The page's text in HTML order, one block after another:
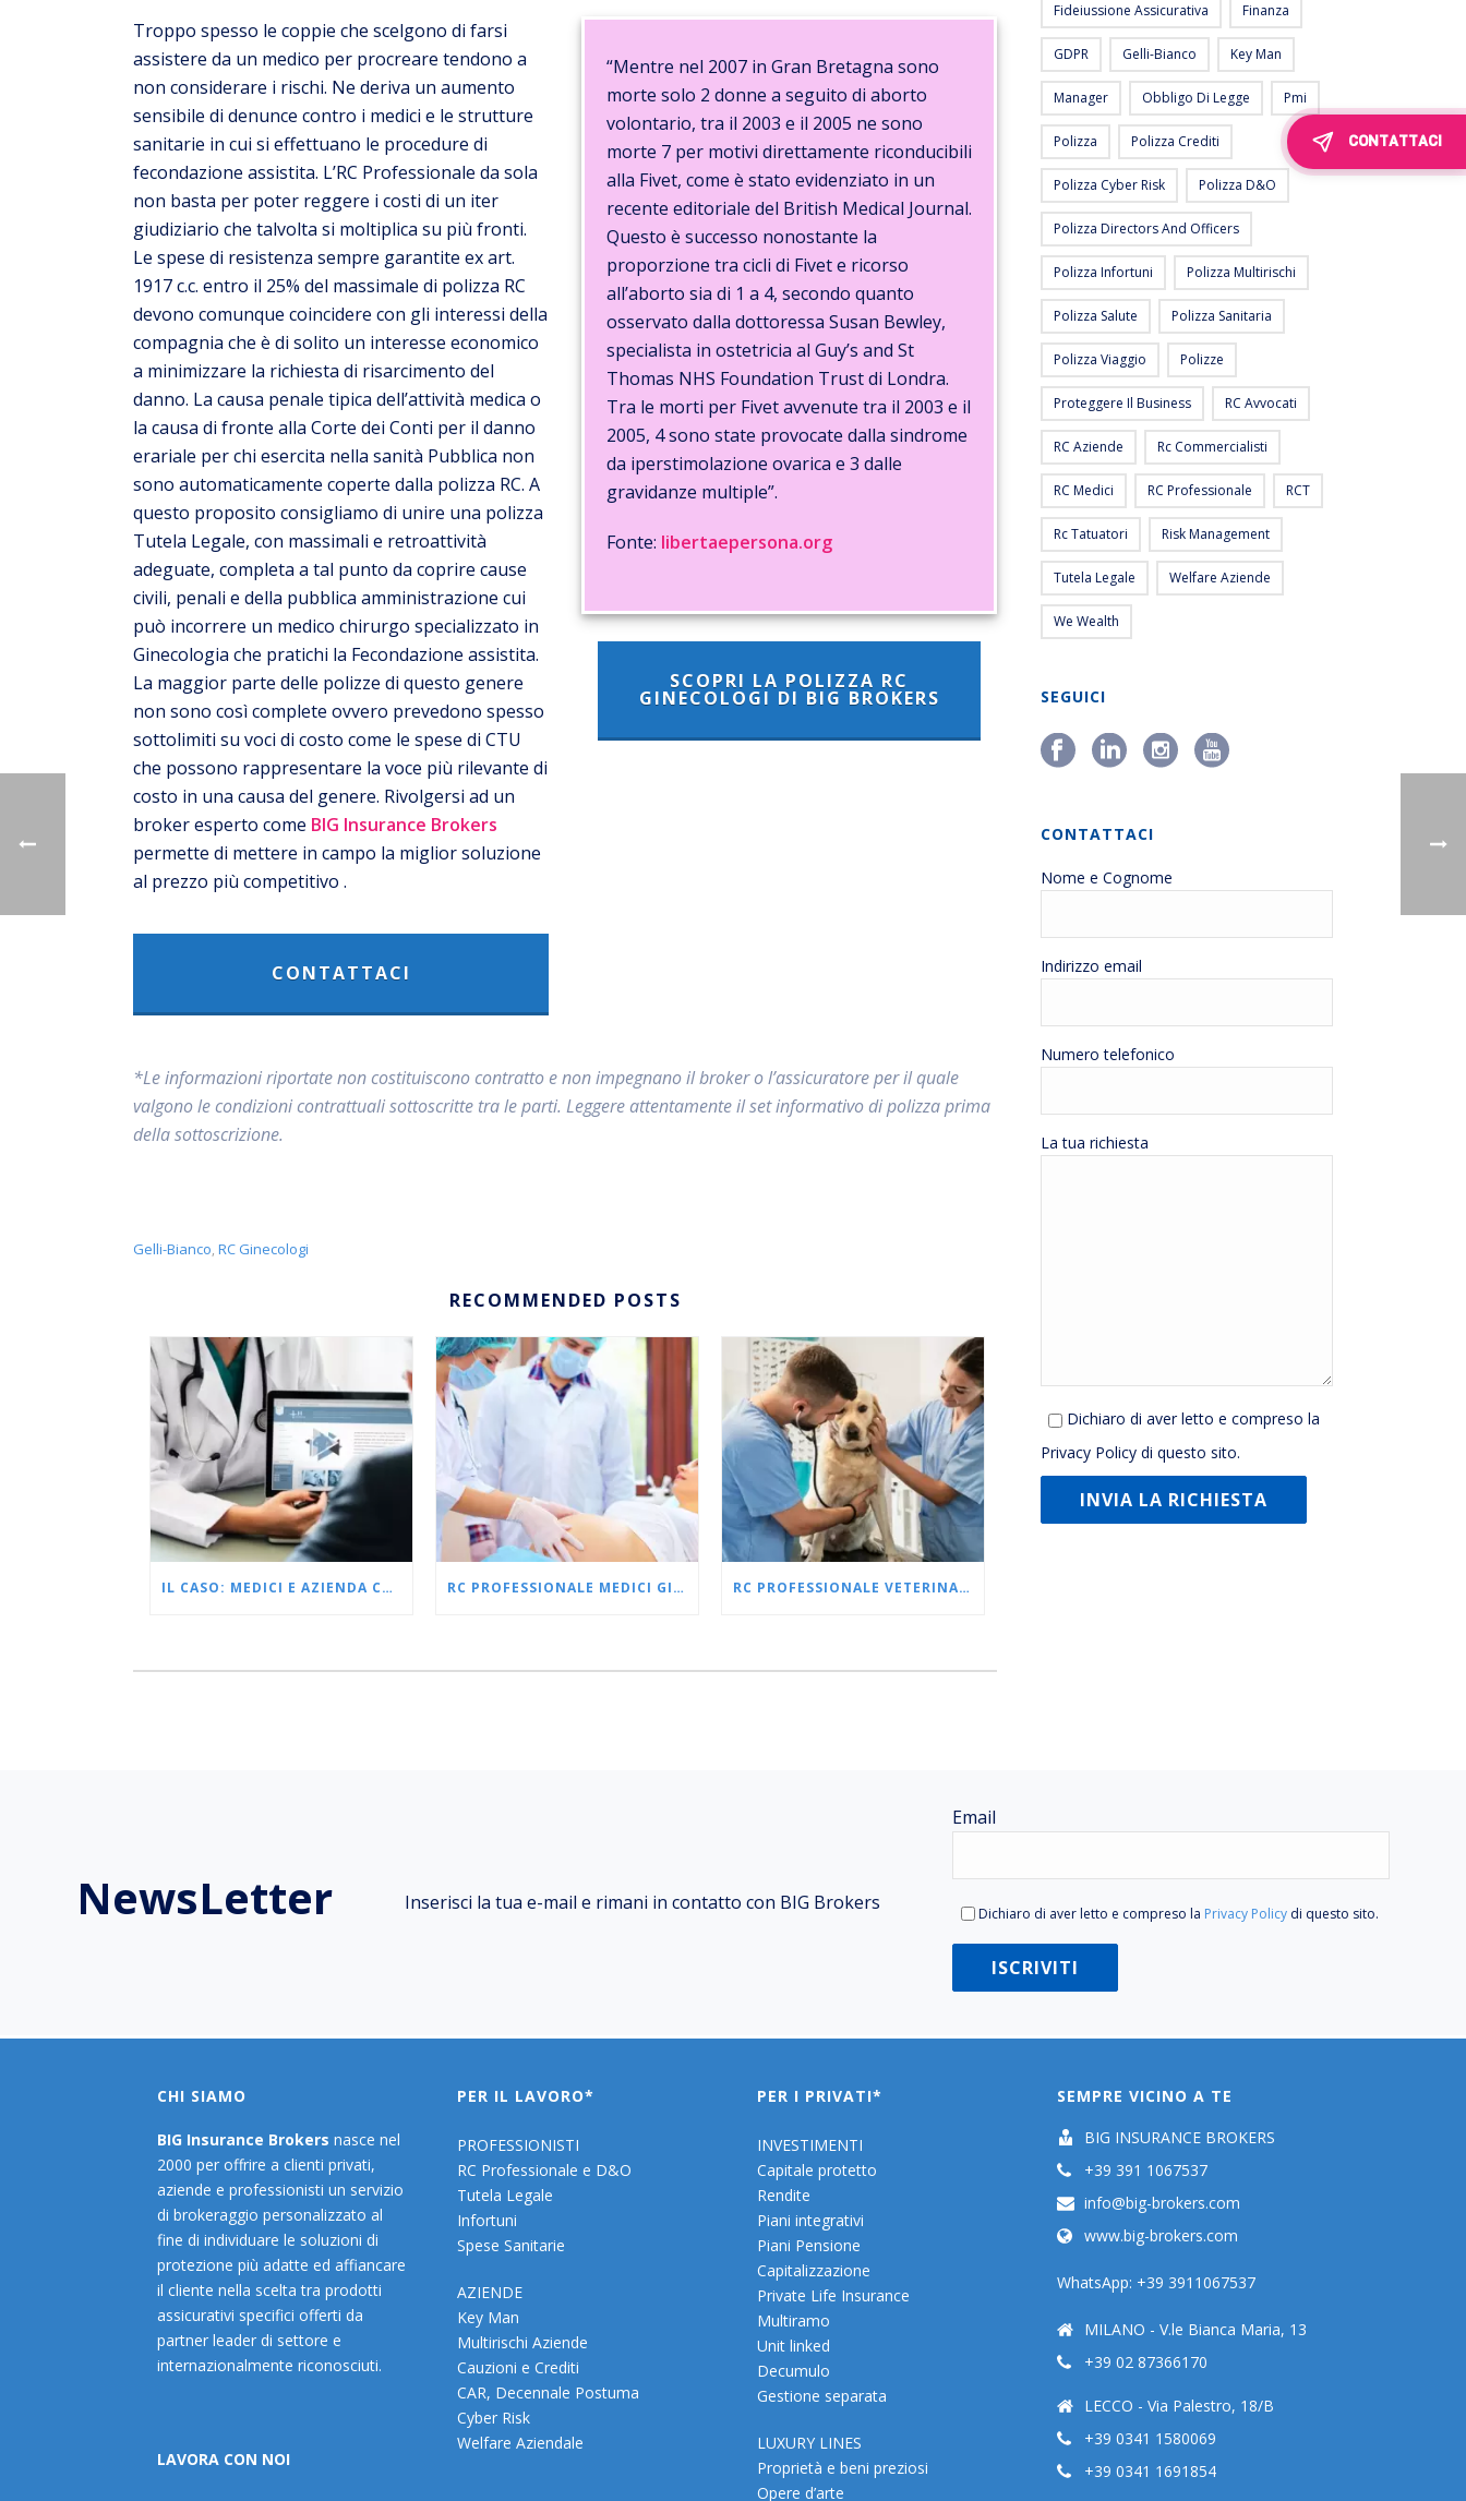
Troppo spesso le coppie che scelgono di farsi
assistere da un medico per procreare tendono a
non considerare i rischi. Ne deriva un aumento
sensibile di denunce contro i medici e le strutture
sanitarie in cui si effettuano le procedure di
fecondazione assistita. L’RC Professionale da sola
non basta per poter reggere i costi di un iter
giudiziario che talvolta si moltiplica su più fronti.
Le spese di resistenza sempre garantite ex art.
1917 c.c. entro il 25% del massimale di polizza RC
devono comunque coincidere con gli interessi della
compagnia che è di solito un interesse economico
a minimizzare la richiesta di risarcimento del
danno. La causa penale tipica dell’attività medica o
la causa di fronte alla Corte dei Conti per il danno
erariale per chi esercita nella sanità Pubblica non
sono automaticamente coperte dalla polizza RC. A
questo proposito consigliamo di unire una polizza
Tutela Legale, con massimali e retroattività
adeguate, completa a tal punto da coprire cause
civili, penali e della pubblica amministrazione cui
può incorrere un medico chirurgo specializzato in
Ginecologia che pratichi la Fecondazione assistita.
La maggior parte delle polizze di questo genere
non sono così complete ovvero prevedono spesso
sottolimiti su voci di costo come le spese di CTU
che possono rappresentare la voce più rilevante di
costo in una causa del genere. Rivolgersi ad un
broker esperto come BIG Insurance Brokers
permette di mettere in campo la miglior soluzione
al prezzo più competitivo .
CONTATTACI
“Mentre nel 2007 in Gran Bretagna sono
morte solo 2 donne a seguito di aborto
volontario, tra il 2003 e il 2005 ne sono
morte 7 per motivi direttamente riconducibili
alla Fivet, come è stato evidenziato in un
recente editoriale del British Medical Journal.
Questo è successo nonostante la
proporzione tra cicli di Fivet e ricorso
all’aborto sia di 1 a 4, secondo quanto
osservato dalla dottoressa Susan Bewley,
specialista in ostetricia al Guy’s and St
Thomas NHS Foundation Trust di Londra.
Tra le morti per Fivet avvenute tra il 2003 e il
2005, 4 sono state provocate dalla sindrome
da iperstimolazione ovarica e 3 dalle
gravidanze multiple”.
Fonte: libertaepersona.org
SCOPRI LA POLIZZA RC
GINECOLOGI DI BIG BROKERS
*Le informazioni riportate non costituiscono contratto e non impegnano il broker o l’assicuratore per il quale
valgono le condizioni contrattuali sottoscritte tra le parti. Leggere attentamente il set informativo di polizza prima
della sottoscrizione.
Gelli-Bianco, RC Ginecologi
RECOMMENDED POSTS
IL CASO: MEDICI E AZIENDA CONDANNATI RC PROFESSIONALE MEDICI GINECOLOGI RC PROFESSIONALE VETERINARI
Fideiussione Assicurativa Finanza
GDPR Gelli-Bianco Key Man
Manager Obbligo Di Legge Pmi
Polizza Polizza Crediti
Polizza Cyber Risk Polizza D&O
Polizza Directors And Officers
Polizza Infortuni Polizza Multirischi
Polizza Salute Polizza Sanitaria
Polizza Viaggio Polizze
Proteggere Il Business RC Avvocati
RC Aziende Rc Commercialisti
RC Medici RC Professionale RCT
Rc Tatuatori Risk Management
Tutela Legale Welfare Aziende
We Wealth
SEGUICI
CONTATTACI
Nome e Cognome
Indirizzo email
Numero telefonico
La tua richiesta
Dichiaro di aver letto e compreso la
Privacy Policy di questo sito.
NewsLetter Inserisci la tua e-mail e rimani in contatto con BIG Brokers
Email
Dichiaro di aver letto e compreso la Privacy Policydi questo sito.
CHI SIAMO
BIG Insurance Brokers nasce nel
2000 per offrire a clienti privati,
aziende e professionisti un servizio
di brokeraggio personalizzato al
fine di individuare le soluzioni di
protezione più adatte ed affiancare
il cliente nella scelta tra prodotti
assicurativi specifici offerti da
partner leader di settore e
internazionalmente riconosciuti.
LAVORA CON NOI
PER IL LAVORO*
PROFESSIONISTI
RC Professionale e D&O
Tutela Legale
Infortuni
Spese Sanitarie
AZIENDE
Key Man
Multirischi Aziende
Cauzioni e Crediti
CAR, Decennale Postuma
Cyber Risk
Welfare Aziendale
PER I PRIVATI*
INVESTIMENTI
Capitale protetto
Rendite
Piani integrativi
Piani Pensione
Capitalizzazione
Private Life Insurance
Multiramo
Unit linked
Decumulo
Gestione separata
LUXURY LINES
Proprietà e beni preziosi
Opere d’arte
SEMPRE VICINO A TE
BIG INSURANCE BROKERS
+39 391 1067537
info@big-brokers.com
www.big-brokers.com
WhatsApp: +39 3911067537
MILANO - V.le Bianca Maria, 13
+39 02 87366170
LECCO - Via Palestro, 18/B
+39 0341 1580069
+39 0341 1691854
CONTATTACI